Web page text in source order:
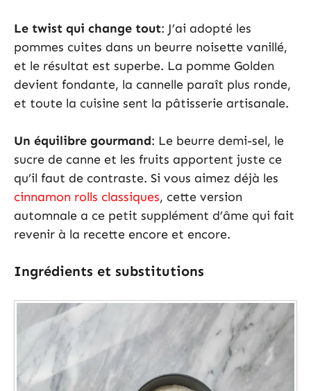
Le twist qui change tout: J’ai adopté les
pommes cuites dans un beurre noisette vanillé,
et le résultat est superbe. La pomme Golden
devient fondante, la cannelle paraît plus ronde,
et toute la cuisine sent la pâtisserie artisanale.
Un équilibre gourmand: Le beurre demi-sel, le
sucre de canne et les fruits apportent juste ce
qu’il faut de contraste. Si vous aimez déjà les
cinnamon rolls classiques, cette version
automnale a ce petit supplément d’âme qui fait
revenir à la recette encore et encore.
Ingrédients et substitutions